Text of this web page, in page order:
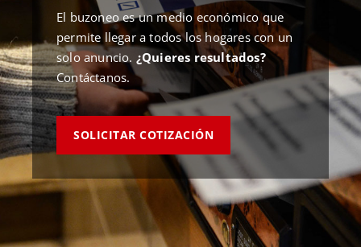
El buzoneo es un medio económico que
permite llegar a todos los hogares con un
solo anuncio. ¿Quieres resultados?
Contáctanos.
SOLICITAR COTIZACIÓN